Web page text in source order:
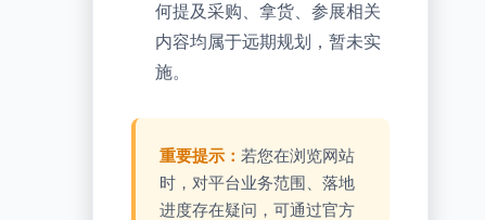
何提及采购、拿货、参展相关
内容均属于远期规划，暂未实
施。
重要提示： 若您在浏览网站
时，对平台业务范围、落地
进度存在疑问，可通过官方